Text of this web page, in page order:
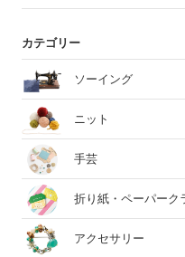
カテゴリー
ソーイング
ニット
手芸
折り紙・ペーパーク
アクセサリー